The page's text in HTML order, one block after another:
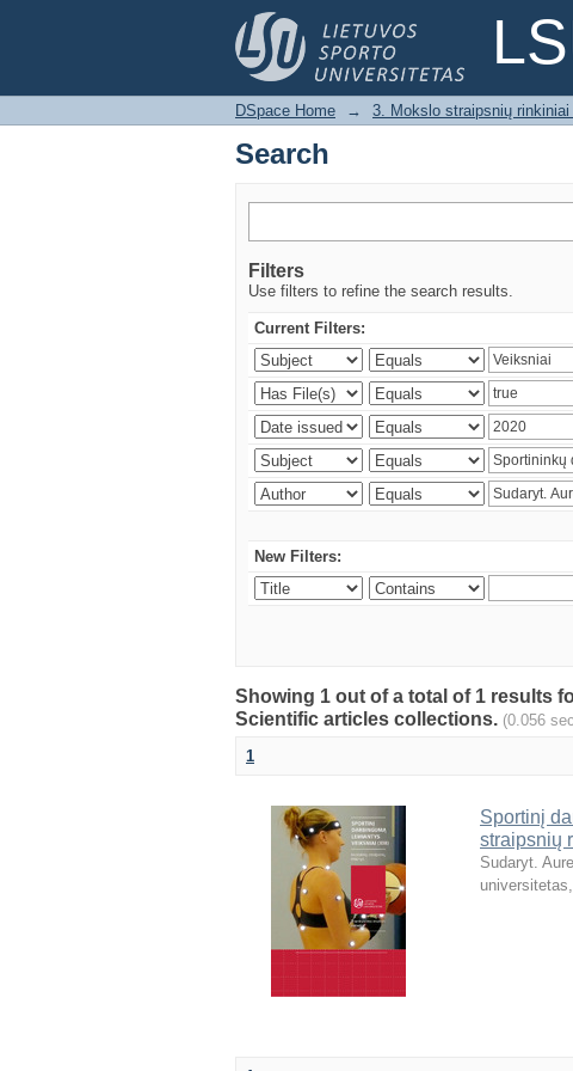
Search
DSpace Home → 3. Mokslo straipsnių
Search
Filters
Use filters to refine the search results.
Current Filters:
New Filters:
Showing 1 out of a total of 1 results
Scientific articles collections. (0.056
1
Sportinį
straipsnių
Sudaryt.
universitetas,